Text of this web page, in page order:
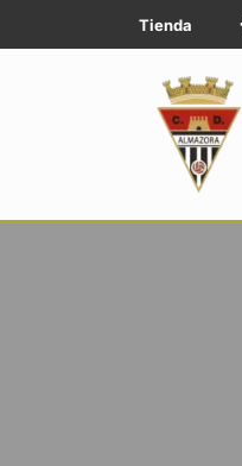
Tienda